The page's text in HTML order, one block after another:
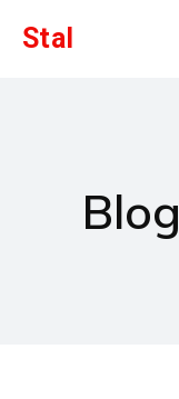
Stal
Blog